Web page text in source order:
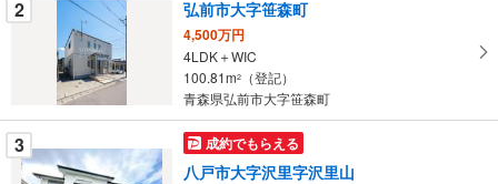
件
ー
ジ
2 弘前市大字笹森町
4,500万円
4LDK＋WIC
100.81m2
（登記）
青森県弘前市大字笹森町
3 成約でもらえる
八戸市大字沢里字沢里山